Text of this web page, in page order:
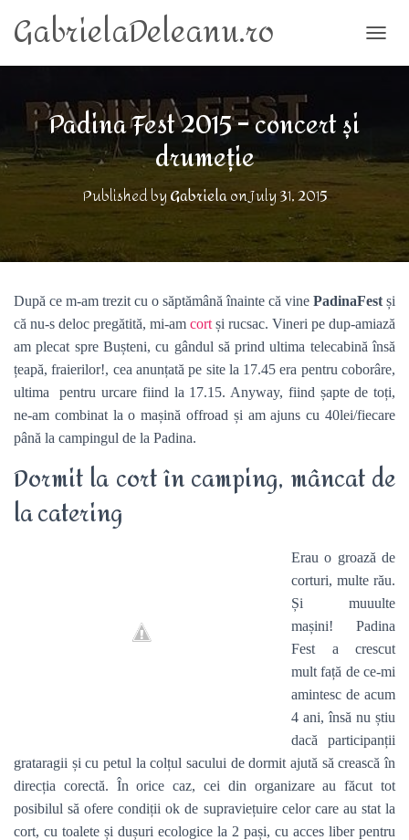
GabrielaDeleanu.ro
Padina Fest 2015 – concert și
drumeție
Published byGabrielaonJuly 31, 2015
După ce m-am trezit cu o săptămână înainte că vine PadinaFest și
că nu-s deloc pregătită, mi-am cort și rucsac. Vineri pe dup-amiază
am plecat spre Bușteni, cu gândul să prind ultima telecabină însă
țeapă, fraierilor!, cea anunțată pe site la 17.45 era pentru coborâre,
ultima pentru urcare fiind la 17.15. Anyway, fiind șapte de toți,
ne-am combinat la o mașină offroad și am ajuns cu 40lei/fiecare
până la campingul de la Padina.
Dormit la cort în camping, mâncat de
la catering
Erau o groază de
corturi, multe rău.
Și muuulte
mașini! Padina
Fest a crescut
mult față de ce-mi
amintesc de acum
4 ani, însă nu știu
dacă participanții
grataragii și cu petul la colțul sacului de dormit ajută să crească în
direcția corectă. În orice caz, cei din organizare au făcut tot
posibilul să ofere condiții ok de supraviețuire celor care au stat la
cort, cu toalete și dușuri ecologice la 2 pași, cu acces liber pentru